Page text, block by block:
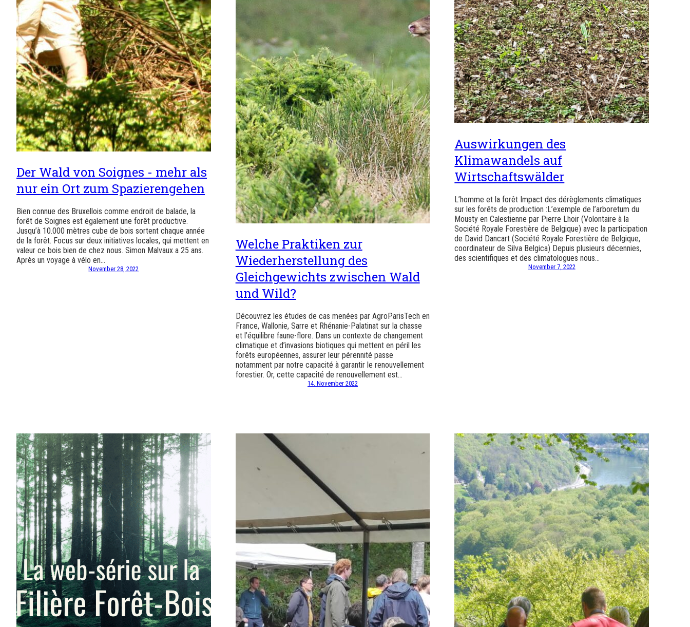
Der Wald von Soignes - mehr als
nur ein Ort zum Spazierengehen
Bien connue des Bruxellois comme endroit de balade, la
forêt de Soignes est également une forêt productive.
Jusqu’à 10.000 mètres cube de bois sortent chaque année
de la forêt. Focus sur deux initiatives locales, qui mettent en
valeur ce bois bien de chez nous. Simon Malvaux a 25 ans.
Après un voyage à vélo en…
November 28, 2022
Welche Praktiken zur
Wiederherstellung des
Gleichgewichts zwischen Wald
und Wild?
Découvrez les études de cas menées par AgroParisTech en
France, Wallonie, Sarre et Rhénanie-Palatinat sur la chasse
et l’équilibre faune-flore. Dans un contexte de changement
climatique et d’invasions biotiques qui mettent en péril les
forêts européennes, assurer leur pérennité passe
notamment par notre capacité à garantir le renouvellement
forestier. Or, cette capacité de renouvellement est…
14. November 2022
Auswirkungen des
Klimawandels auf
Wirtschaftswälder
L’homme et la forêt Impact des dérèglements climatiques
sur les forêts de production :L’exemple de l’arboretum du
Mousty en Calestienne par Pierre Lhoir (Volontaire à la
Société Royale Forestière de Belgique) avec la participation
de David Dancart (Société Royale Forestière de Belgique,
coordinateur de Silva Belgica) Depuis plusieurs décennies,
des scientifiques et des climatologues nous…
November 7, 2022